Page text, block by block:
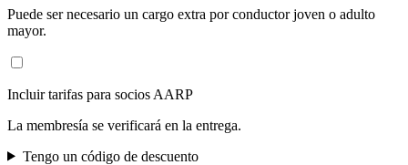
Puede ser necesario un cargo extra por conductor joven o adulto
mayor.
Incluir tarifas para socios AARP
La membresía se verificará en la entrega.
Tengo un código de descuento